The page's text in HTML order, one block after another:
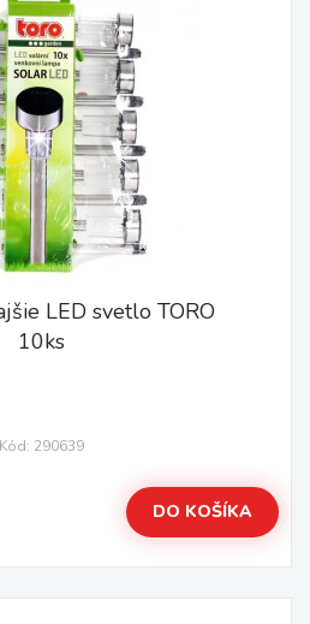
LED svetlo TORO
10ks
Kód: 290639
DO KOŠÍKA